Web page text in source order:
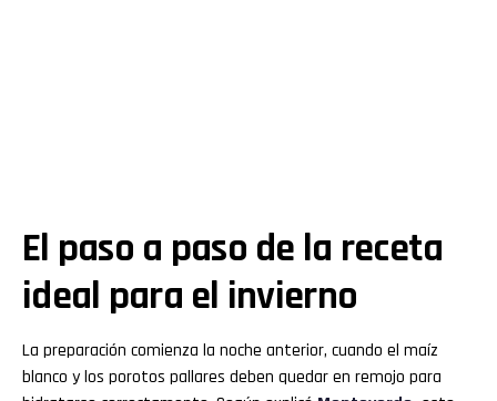
El paso a paso de la receta
ideal para el invierno
La preparación comienza la noche anterior, cuando el maíz
blanco y los porotos pallares deben quedar en remojo para